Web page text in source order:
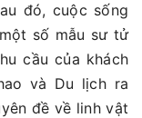
đó, cuộc sống
số mẫu sư tử
cầu của khách
và Du lịch ra
đề về linh vật